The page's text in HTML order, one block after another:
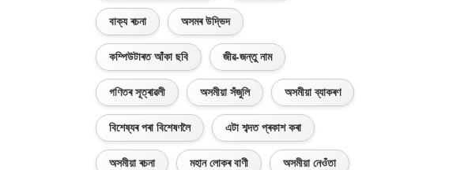
বাক্য ৰচনা অসমৰ উদ্ভিদ
কম্পিউটাৰত আঁকা ছবি জীৱ-জন্তু নাম
গণিতৰ সূত্ৰাৱলী অসমীয়া সঁজুলি অসমীয়া ব্যাকৰণ
বিশেষ্যৰ পৰা বিশেষণলৈ এটা শব্দত প্ৰকাশ কৰা
অসমীয়া ৰচনা মহান লোকৰ বাণী অসমীয়া নেওঁতা